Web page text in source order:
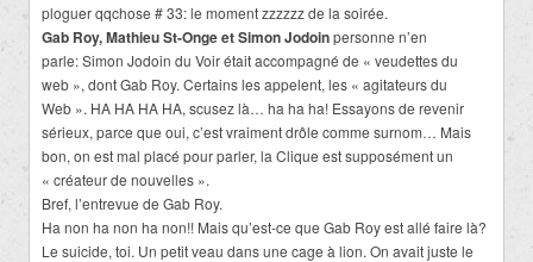
ploguer qqchose # 33: le moment zzzzzz de la soirée.
Gab Roy, Mathieu St-Onge et Simon Jodoinpersonne n’en
parle: Simon Jodoin du Voir était accompagné de « veudettes du
web », dont Gab Roy. Certains les appelent, les « agitateurs du
Web ». HA HA HA HA, scusez là… ha ha ha! Essayons de revenir
sérieux, parce que oui, c’est vraiment drôle comme surnom… Mais
bon, on est mal placé pour parler, la Clique est supposément un
« créateur de nouvelles ».
Bref, l’entrevue de Gab Roy.
Ha non ha non ha non!! Mais qu’est-ce que Gab Roy est allé faire là?
Le suicide, toi. Un petit veau dans une cage à lion. On avait juste le